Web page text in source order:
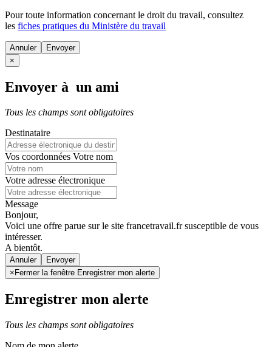
Pour toute information concernant le droit du travail, consultez
les fiches pratiques du Ministère du travail
Annuler
×
Envoyer à un ami
Tous les champs sont obligatoires
Destinataire
Vos coordonnées Votre nom
Votre adresse électronique
Message
Bonjour,
Voici une offre parue sur le site francetravail.fr susceptible de vous
intéresser.
A bientôt.
Annuler
× Fermer la fenêtre Enregistrer mon alerte
Enregistrer mon alerte
Tous les champs sont obligatoires